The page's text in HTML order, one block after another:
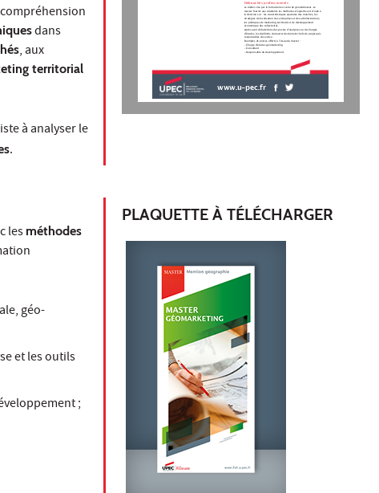
dans
, aux
territorial
à analyser le
.
les méthodes
géo-
et les outils
;
Débouchés professionnels
Le métier visé par la formation est celui de géomarketeur. Le
master fournit aux étudiants les méthodes d’expertise et d’aide à
la décision sur : les caractéristiques spatiales des marchés, les
stratégies de localisation des entreprises et des administrations,
les politiques de marketing territorial et de développement
économique des collectivités.
Après avoir débuté dans des postes d’analystes ou de chargés
d’études, les diplômés du master deviennent chefs de projet puis
responsables de service.
Exemples de postes offerts à l’issue du master :
- Chargé d’études géomarketing
- Consultant
- Responsable du développement
www.u-pec.fr
PLAQUETTE À TÉLÉCHARGER